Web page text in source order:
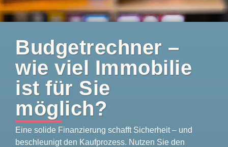
Budgetrechner –
wie viel Immobilie
ist für Sie
möglich?
Eine solide Finanzierung schafft Sicherheit – und
beschleunigt den Kaufprozess. Nutzen Sie den